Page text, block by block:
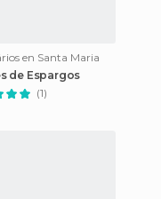
en Santa Maria
de Espargos
(1)